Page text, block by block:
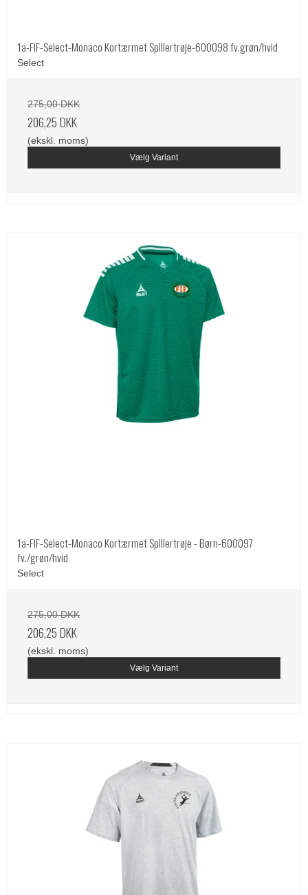
1a-FIF-Select-Monaco Kortærmet Spillertrøje-600098 fv.grøn/hvid
Select
275,00 DKK
206,25 DKK
(ekskl. moms)
Vælg Variant
1a-FIF-Select-Monaco Kortærmet Spillertrøje - Børn-600097
fv./grøn/hvid
Select
275,00 DKK
206,25 DKK
(ekskl. moms)
Vælg Variant